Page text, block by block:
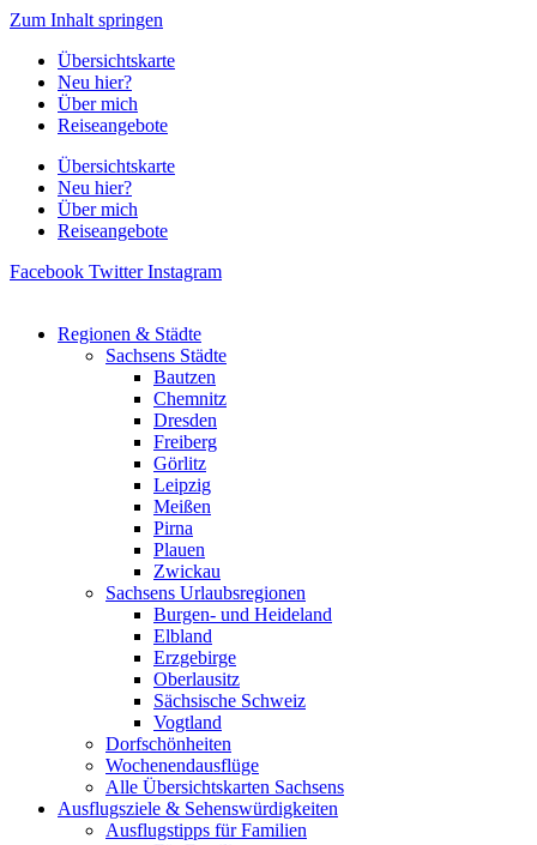
Zum Inhalt springen
Übersichtskarte
Neu hier?
Über mich
Reiseangebote
Übersichtskarte
Neu hier?
Über mich
Reiseangebote
Facebook Twitter Instagram
Regionen & Städte
Sachsens Städte
Bautzen
Chemnitz
Dresden
Freiberg
Görlitz
Leipzig
Meißen
Pirna
Plauen
Zwickau
Sachsens Urlaubsregionen
Burgen- und Heideland
Elbland
Erzgebirge
Oberlausitz
Sächsische Schweiz
Vogtland
Dorfschönheiten
Wochenendausflüge
Alle Übersichtskarten Sachsens
Ausflugsziele & Sehenswürdigkeiten
Ausflugstipps für Familien